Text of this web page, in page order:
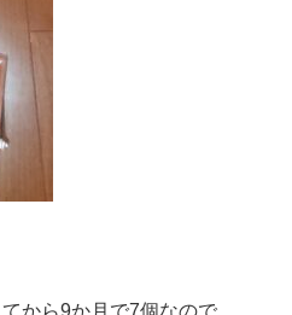
から9か月で7個なので、